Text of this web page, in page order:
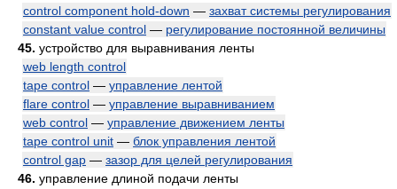
control component hold-down — захват системы регулирования
constant value control — регулирование постоянной величины
45. устройство для выравнивания ленты
web length control
tape control — управление лентой
flare control — управление выравниванием
web control — управление движением ленты
tape control unit — блок управления лентой
control gap — зазор для целей регулирования
46. управление длиной подачи ленты